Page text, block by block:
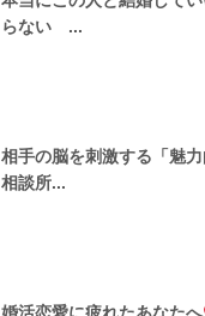
らない ...
相手の脳を刺激する「魅
相談所...